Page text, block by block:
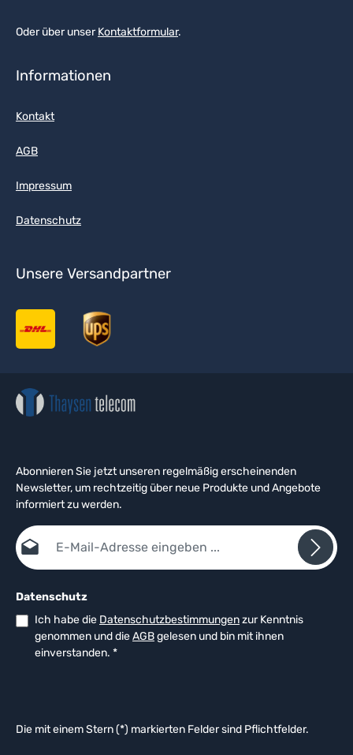
Oder über unserKontaktformular.
Informationen
Kontakt
AGB
Impressum
Datenschutz
Unsere Versandpartner
Abonnieren Sie jetzt unseren regelmäßig erscheinenden
Newsletter, um rechtzeitig über neue Produkte und Angebote
informiert zu werden.
E-Mail-Adresse*
Datenschutz
Ich habe die Datenschutzbestimmungenzur Kenntnis
genommen und dieAGBgelesen und bin mit ihnen
einverstanden. *
Die mit einem Stern (*) markierten Felder sind Pflichtfelder.